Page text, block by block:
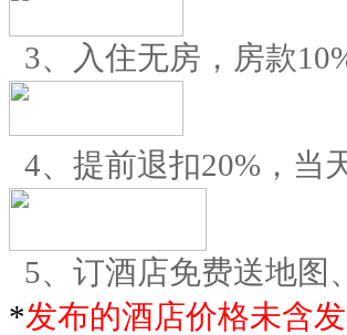
3、入住无房，房款
4、提前退扣20%，当
5、订酒店免费送地图
*发布的酒店价格未含